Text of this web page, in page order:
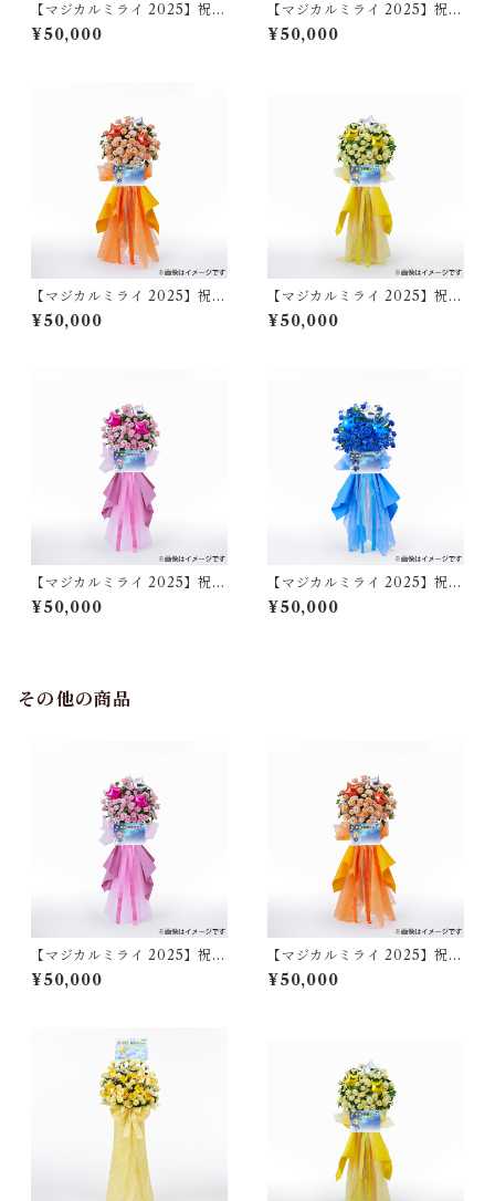
【マジカルミライ 2025】祝い
花/マジカルミライ 2025（東
京）
¥50,000
【マジカルミライ 2025】祝い
花/初音ミク（東京）
¥50,000
【マジカルミライ 2025】祝い
花/鏡音リン（東京）
¥50,000
【マジカルミライ 2025】祝い
花/鏡音レン（東京）
¥50,000
【マジカルミライ 2025】祝い
花/巡音ルカ（東京）
¥50,000
【マジカルミライ 2025】祝い
花/KAITO（東京）
¥50,000
その他の商品
【マジカルミライ 2025】祝い
花/巡音ルカ（大阪）
¥50,000
【マジカルミライ 2025】祝い
花/鏡音リン（大阪）
¥50,000